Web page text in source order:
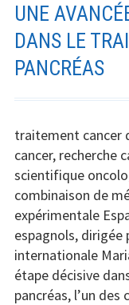
UNE
DANS LE
PANCRÉAS
traitement cancer
cancer, recherche
scientifique
combinaison de
expérimentale
espagnols,
internationale
étape décisive
pancréas, l’un